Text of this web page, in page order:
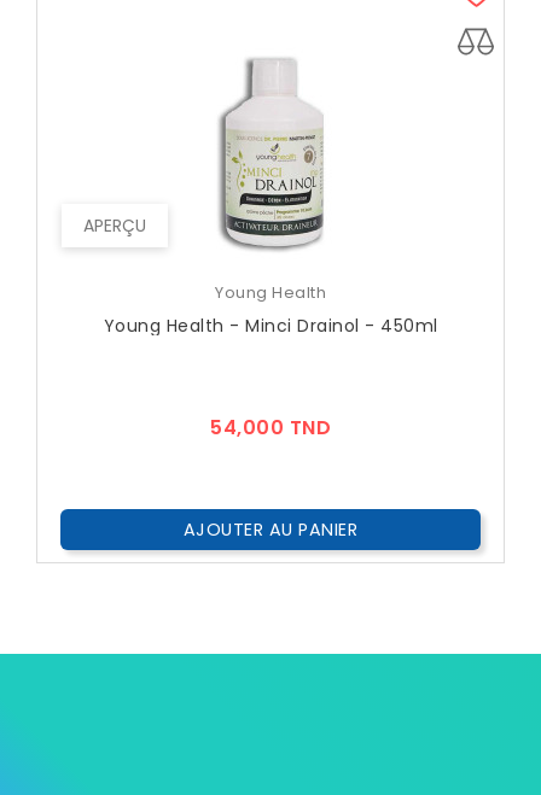
APERÇU
Young Health
Young Health - Minci Drainol - 450ml
54,000 TND
AJOUTER AU PANIER